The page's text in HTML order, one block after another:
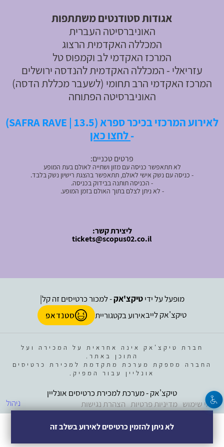
אגודות סטודנטים משתתפות
האוניברסיטה העברית
המכללה האקדמית הרצוג
המרכז האקדמי לב וקמפוס טל
עזריאלי - המכללה האקדמית להנדסה ירושלים
המרכז האקדמי הרב תחומי (לשעבר מכללת הדסה)
האוניברסיטה הפתוחה
לאירוע המרכזי בכיכר ספרא (SAFRA RAVE | 13.5)
-לחצו כאן
פרטים טכניים:
לא תתאפשר כניסה עם מזון ושתייה לאולם בעת המופע
- כניסה עם נשק אישי לאולם, תתאפשר בהצגת רישיון נשק בלבד.
- הכניסה תותנה בבידוק בכניסה.
- לא ניתן לצלם בתוך האולם בזמן המופע.
ליצירת קשר:
tickets@scopus02.co.il
מופעל על ידיטיקצ'אק- למכור כרטיסים זה קל
טיקצ'אק לייבאירוע בקטגוריית סטנדאפ
חברת טיקצ'אק אינה אחראית על המכירה ועל
התוכן באתר.
החברה מספקת מערכת מתקדמת למכירת כרטיסים
אונליין עבור המפיק.
ניהול
טיקצ'אק - מערכת למכירת כרטיסים אונליין
תנאי שימוש מדיניות פרטיות הצהרת נגישות
לא ניתן להזמין כרטיסים לאירוע בשלב זה